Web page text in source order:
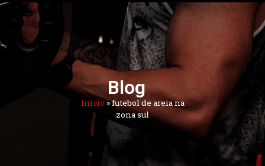
Blog
Início»futebol de areia na
zona sul